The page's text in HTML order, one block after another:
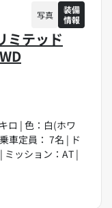
ミテッド
ロ | 色：白(ホワ
車定員： 7名 | ド
ミッション：AT |
写真
装備
情報